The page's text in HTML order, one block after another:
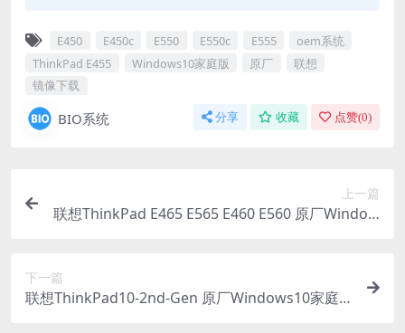
E450 E450c E550 E550c E555
oem系统
ThinkPad E455
Windows10家庭版 原厂
联想
镜像下载
BIO系统 分享 收藏 点赞(0)
上一篇
联想ThinkPad E465 E565 E460 E560 原厂Window
下一篇
联想ThinkPad10-2nd-Gen 原厂Windows10家庭